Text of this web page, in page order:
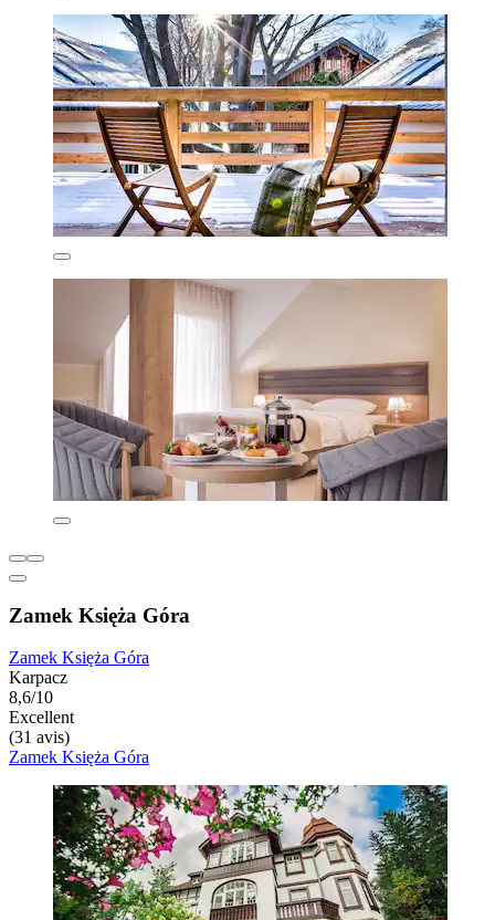
Zamek Księża Góra
Zamek Księża Góra
Karpacz
8,6/10
Excellent
(31 avis)
Zamek Księża Góra